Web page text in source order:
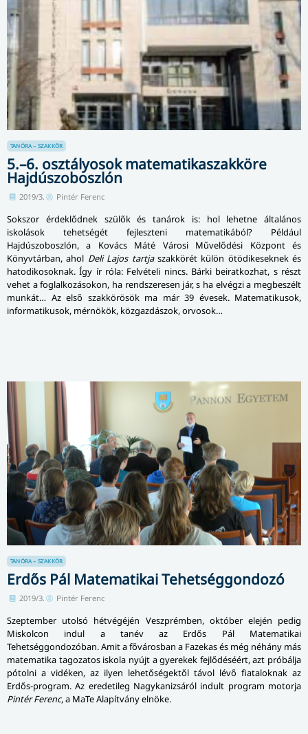
TANÓRA – SZAKKÖR
5.–6. osztályosok matematikaszakköre
Hajdúszoboszlón
2019/3. Pintér Ferenc
Sokszor érdeklődnek szülők és tanárok is: hol lehetne általános
iskolások tehetségét fejleszteni matematikából? Például
Hajdúszoboszlón, a Kovács Máté Városi Művelődési Központ és
Könyvtárban, ahol Deli Lajos tartjaszakkörét külön ötödikeseknek és
hatodikosoknak. Így ír róla: Felvételi nincs. Bárki beiratkozhat, s részt
vehet a foglalkozásokon, ha rendszeresen jár, s ha elvégzi a megbeszélt
munkát… Az első szakkörösök ma már 39 évesek. Matematikusok,
informatikusok, mérnökök, közgazdászok, orvosok…
TANÓRA – SZAKKÖR
Erdős Pál Matematikai Tehetséggondozó
2019/3. Pintér Ferenc
Szeptember utolsó hétvégéjén Veszprémben, október elején pedig
Miskolcon indul a tanév az Erdős Pál Matematikai
Tehetséggondozóban. Amit a fővárosban a Fazekas és még néhány más
matematika tagozatos iskola nyújt a gyerekek fejlődéséért, azt próbálja
pótolni a vidéken, az ilyen lehetőségektől távol lévő fiataloknak az
Erdős-program. Az eredetileg Nagykanizsáról indult program motorja
Pintér Ferenc, a MaTe Alapítvány elnöke.